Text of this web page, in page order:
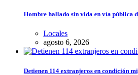
Hombre hallado sin vida en vía pública
Locales
agosto 6, 2026
Detienen 114 extranjeros en condición